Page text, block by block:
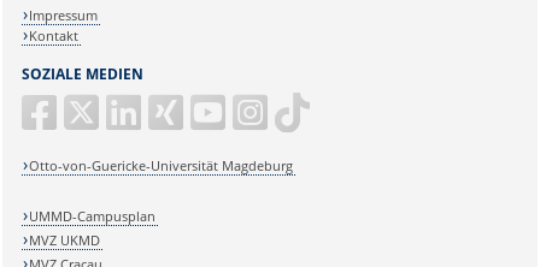
SOZIALE MEDIEN
Otto-von-Guericke-Universität Magdeburg
Impressum
Kontakt
UMMD-Campusplan
MVZ UKMD